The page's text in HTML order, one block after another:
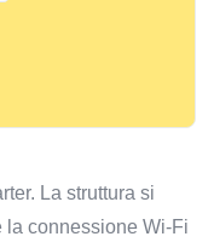
La struttura si
la connessione Wi-Fi